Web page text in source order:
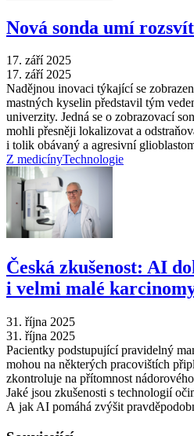
Nová sonda umí
17. září 2025
17. září 2025
Nadějnou inovaci týkající se
mastných kyselin představil tým
univerzity. Jedná se o zobrazovací
mohli přesněji lokalizovat a
i tolik obávaný a agresivní
Z medicínyTechnologie
Česká zkušenost: AI
i velmi malé
31. října 2025
31. října 2025
Pacientky podstupující pravidelný
mohou na některých pracovištích
zkontroluje na přítomnost
Jaké jsou zkušenosti s technologií
A jak AI pomáhá zvýšit